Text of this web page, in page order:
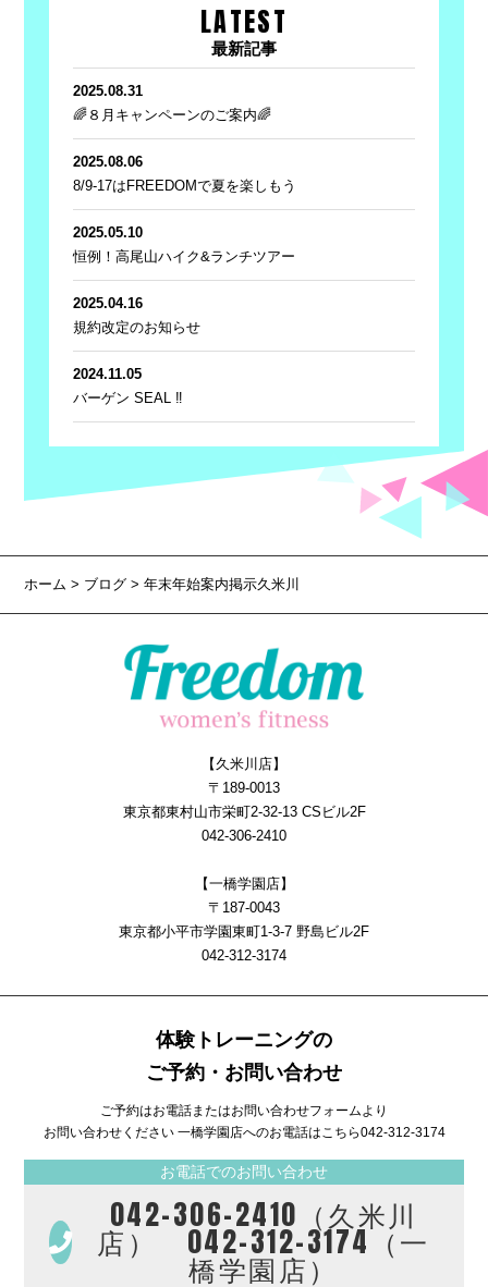
LATEST
最新記事
2025.08.31
🌈８月キャンペーンのご案内🌈
2025.08.06
8/9-17はFREEDOMで夏を楽しもう
2025.05.10
恒例！高尾山ハイク&ランチツアー
2025.04.16
規約改定のお知らせ
2024.11.05
バーゲン SEAL ‼
ホーム> ブログ > 年末年始案内掲示久米川
【久米川店】
〒189-0013
東京都東村山市栄町2-32-13 CSビル2F
042-306-2410
【一橋学園店】
〒187-0043
東京都小平市学園東町1-3-7 野島ビル2F
042-312-3174
体験トレーニングの
ご予約・お問い合わせ
ご予約はお電話またはお問い合わせフォームより
お問い合わせください 一橋学園店へのお電話はこちら042-312-3174
お電話でのお問い合わせ
042-306-2410（久米川
店） 042-312-3174（一
橋学園店）